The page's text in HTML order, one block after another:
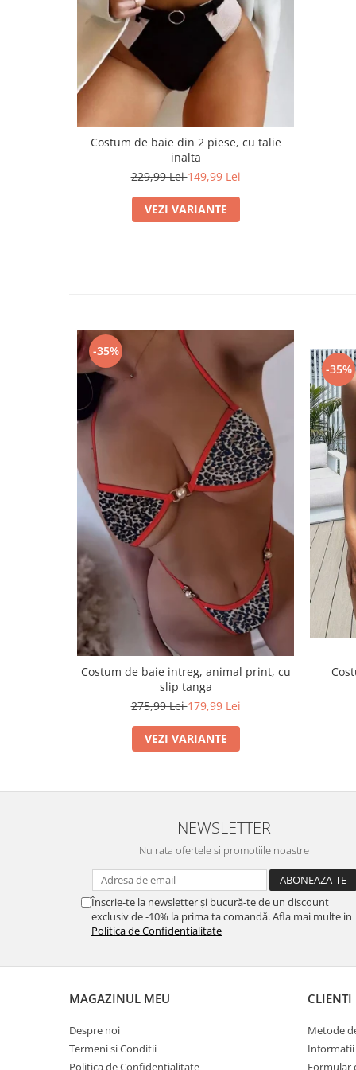
Costum de baie din 2 piese, cu talie
inalta
229,99 Lei149,99 Lei
VEZI VARIANTE
-35%
Costum de baie intreg, animal print, cu
slip tanga
275,99 Lei179,99 Lei
VEZI VARIANTE
-35%
NEWSLETTER
Nu rata ofertele si promotiile noastre
Înscrie-te la newsletter și bucură-te de un discount
exclusiv de -10% la prima ta comandă. Afla mai multe in
Politica de Confidentialitate
MAGAZINUL MEU
Despre noi
Termeni si Conditii
Politica de Confidentialitate
CLIENTI
Metode
Formular